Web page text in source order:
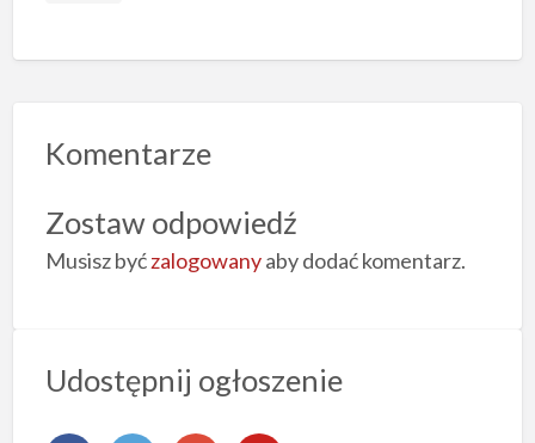
Komentarze
Zostaw odpowiedź
Musisz byćzalogowanyaby dodać komentarz.
Udostępnij ogłoszenie